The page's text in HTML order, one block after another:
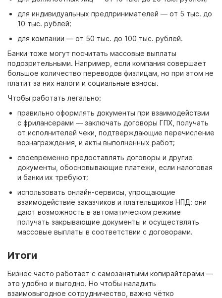
для индивидуальных предпринимателей — от 5 тыс. до
10 тыс. рублей;
для компании — от 50 тыс. до 100 тыс. рублей.
Банки тоже могут посчитать массовые выплаты
подозрительными. Например, если компания совершает
большое количество переводов физлицам, но при этом не
платит за них налоги и социальные взносы.
Чтобы работать легально:
правильно оформлять документы при взаимодействии
с фрилансерами — заключать договоры ГПХ, получать
от исполнителей чеки, подтверждающие перечисление
вознаграждения, и акты выполненных работ;
своевременно предоставлять договоры и другие
документы, обосновывающие платежи, если налоговая
и банки их требуют;
использовать онлайн-сервисы, упрощающие
взаимодействие заказчиков и плательщиков НПД: они
дают возможность в автоматическом режиме
получать закрывающие документы и осуществлять
массовые выплаты в соответствии с договорами.
Итоги
Бизнес часто работает с самозанятыми копирайтерами —
это удобно и выгодно. Но чтобы наладить
взаимовыгодное сотрудничество, важно чётко